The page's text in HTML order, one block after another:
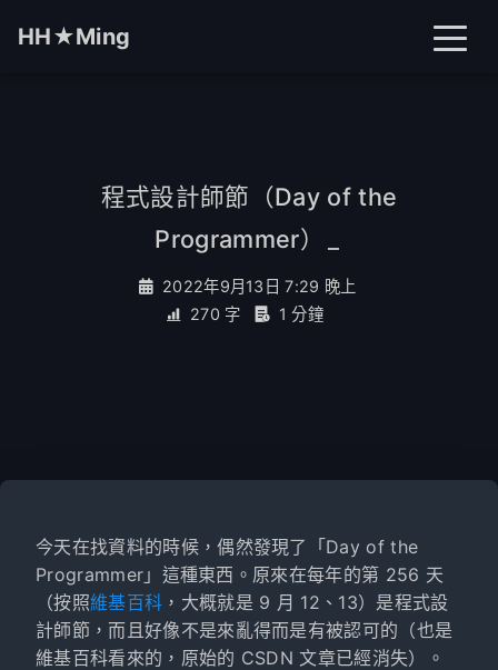
HH★Ming
關於
程式設計師節（Day of the
Programmer）
2022年9月13日 7:29 晚上
270 字
1 分鐘
今天在找資料的時候，偶然發現了「Day of the
Programmer」這種東西。原來在每年的第 256 天
（按照維基百科 ，大概就是 9 月 12、13）是程式設
計師節，而且好像不是來亂得而是有被認可的（也是
維基百科看來的，原始的 CSDN 文章已經消失）。